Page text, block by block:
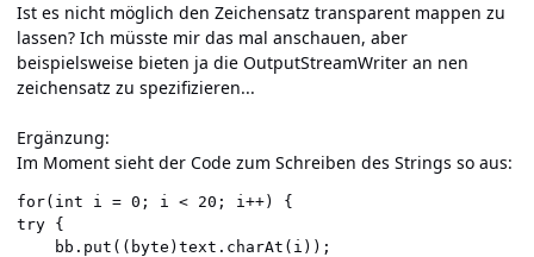
Ist es nicht möglich den Zeichensatz transparent mappen zu
lassen? Ich müsste mir das mal anschauen, aber
beispielsweise bieten ja die OutputStreamWriter an nen
zeichensatz zu spezifizieren...
Ergänzung:
Im Moment sieht der Code zum Schreiben des Strings so aus:
for(int i = 0; i < 20; i++) {
try {